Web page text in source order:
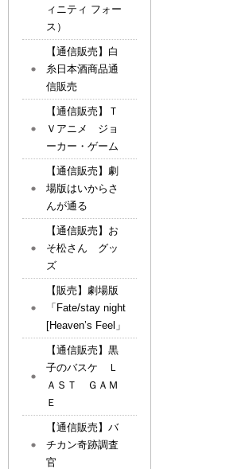
ィニティ フォー
ス）
【通信販売】白
糸日本酒商品通
信販売
【通信販売】Ｔ
Ｖアニメ ジョ
ーカー・ゲーム
【通信販売】劇
場版はいからさ
んが通る
【通信販売】お
そ松さん グッ
ズ
【販売】劇場版
「Fate/stay night
[Heaven’s Feel」
【通信販売】黒
子のバスケ Ｌ
ＡＳＴ ＧＡＭ
Ｅ
【通信販売】バ
チカン奇跡調査
官